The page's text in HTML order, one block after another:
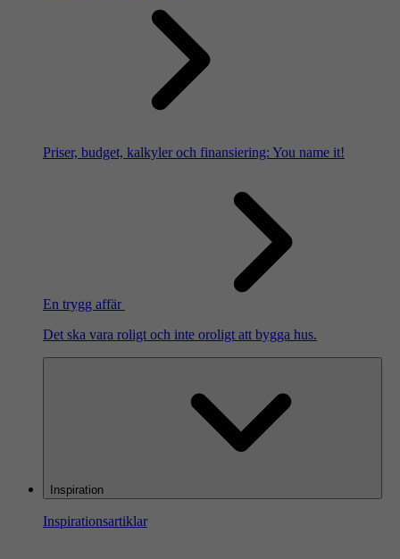
Priser, budget, kalkyler och finansiering: You name it!
En trygg affär
Det ska vara roligt och inte oroligt att bygga hus.
Inspiration
Inspirationsartiklar